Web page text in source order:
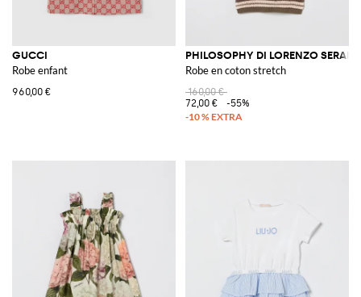
GUCCI
Robe enfant
960,00 €
PHILOSOPHY DI LORENZO
Robe en coton stretch
160,00 €
72,00 €
-55%